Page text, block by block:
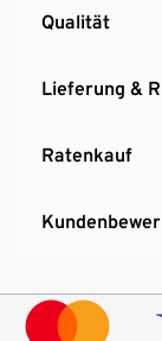
Qualität
Lieferung &
Ratenkauf